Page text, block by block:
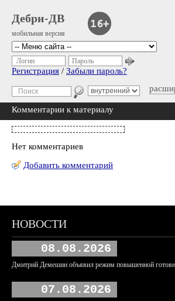
Дебри-ДВ
мобильная версия
Логин Пароль
Регистрация / Забыли пароль?
Комментарии к материалу
Нет комментариев
Добавить комментарий
НОВОСТИ
08.08.2026
Дмитрий Демешин объявил режим повышенной
07.08.2026